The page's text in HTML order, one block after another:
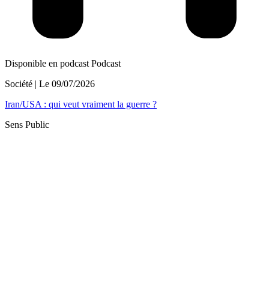
Disponible en podcast Podcast
Société | Le 09/07/2026
Iran/USA : qui veut vraiment la guerre ?
Sens Public